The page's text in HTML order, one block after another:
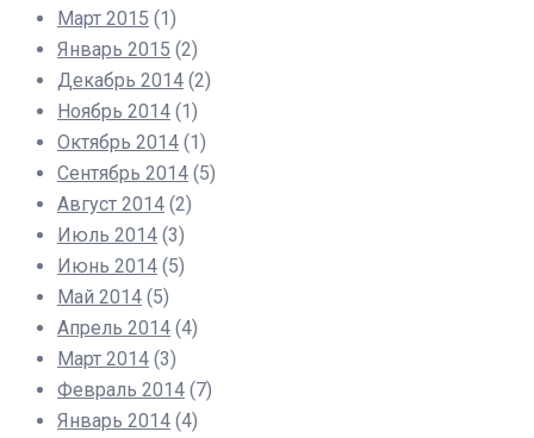
Март 2015 (1)
Январь 2015 (2)
Декабрь 2014 (2)
Ноябрь 2014 (1)
Октябрь 2014 (1)
Сентябрь 2014 (5)
Август 2014 (2)
Июль 2014 (3)
Июнь 2014 (5)
Май 2014 (5)
Апрель 2014 (4)
Март 2014 (3)
Февраль 2014 (7)
Январь 2014 (4)